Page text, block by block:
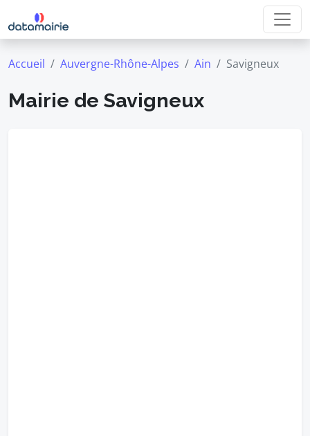
Accueil Auvergne-Rhône-Alpes Ain Savigneux
Mairie de Savigneux